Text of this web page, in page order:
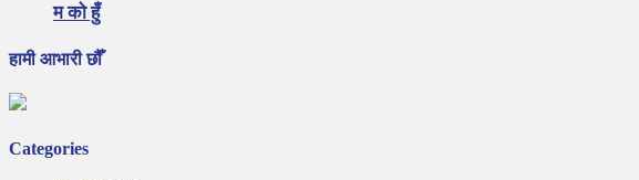
म को हुँ
हामी आभारी छौँ
Categories